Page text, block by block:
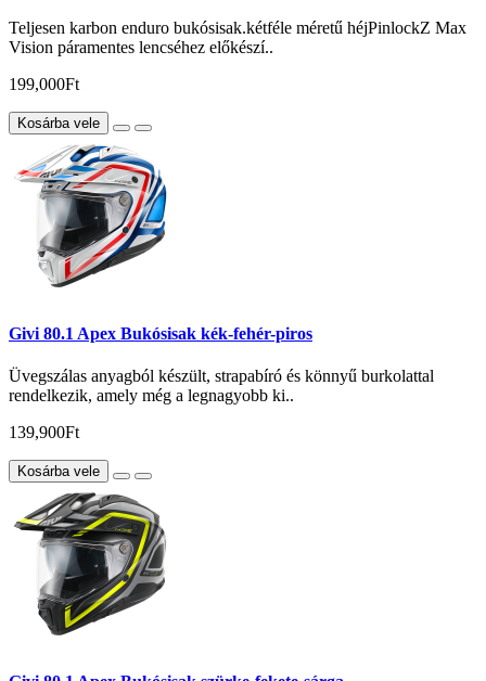
Teljesen karbon enduro bukósisak.kétféle méretű héjPinlockZ Max
Vision páramentes lencséhez előkészí..
199,000Ft
Kosárba vele
Givi 80.1 Apex Bukósisak kék-fehér-piros
Üvegszálas anyagból készült, strapabíró és könnyű burkolattal
rendelkezik, amely még a legnagyobb ki..
139,900Ft
Kosárba vele